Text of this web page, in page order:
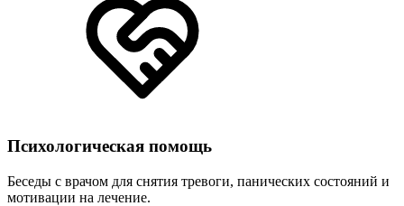
Психологическая помощь
Беседы с врачом для снятия тревоги, панических состояний и
мотивации на лечение.